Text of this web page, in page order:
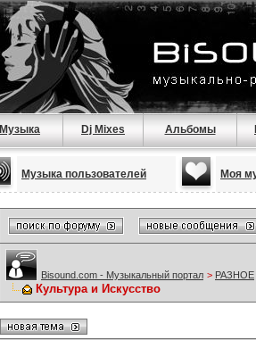
Музыка Dj Mixes Альбомы
Музыка пользователей Моя
Bisound.com - Музыкальный портал > РАЗНОЕ
Культура и Искусство